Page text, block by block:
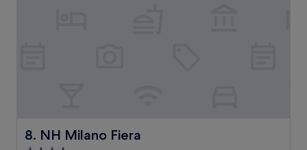
8. NH Milano Fiera
NH Milano Fiera